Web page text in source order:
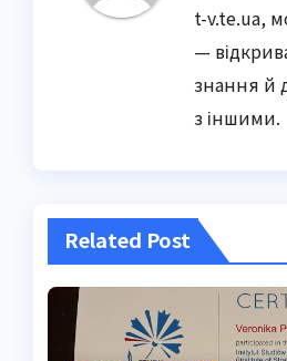
t-v.te.ua,
—
знання й
з іншими.
Related Post